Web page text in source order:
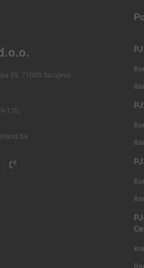
39, 71000 Sarajevo
17h,